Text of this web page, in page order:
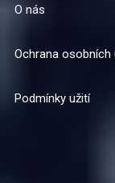
O nás
Ochrana osobních
Podmínky užití